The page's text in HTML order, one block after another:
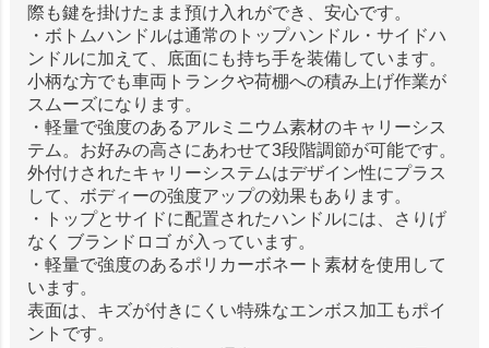
際も鍵を掛けたまま預け入れができ、安心です。
・ボトムハンドルは通常のトップハンドル・サイドハ
ンドルに加えて、底面にも持ち手を装備しています。
小柄な方でも車両トランクや荷棚への積み上げ作業が
スムーズになります。
・軽量で強度のあるアルミニウム素材のキャリーシス
テム。お好みの高さにあわせて3段階調節が可能です。
外付けされたキャリーシステムはデザイン性にプラス
して、ボディーの強度アップの効果もあります。
・トップとサイドに配置されたハンドルには、さりげ
なく ブランドロゴ が入っています。
・軽量で強度のあるポリカーボネート素材を使用して
います。
表面は、キズが付きにくい特殊なエンボス加工もポイ
ントです。